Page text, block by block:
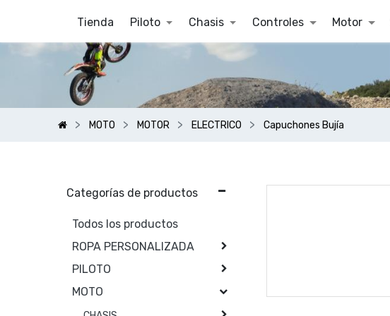
Tienda Piloto Chasis Controles Motor
MOTO MOTOR ELECTRICO Capuchones Bujía
Categorías de productos
Todos los productos
ROPA PERSONALIZADA
PILOTO
MOTO